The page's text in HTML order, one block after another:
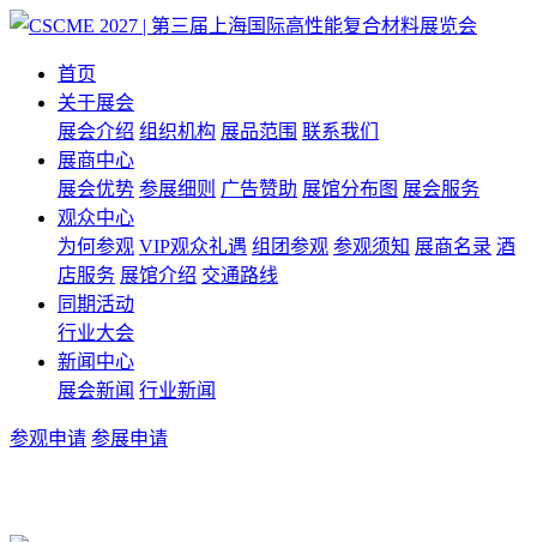
首页
关于展会
展会介绍 组织机构 展品范围 联系我们
展商中心
展会优势 参展细则 广告赞助 展馆分布图 展会服务
观众中心
为何参观 VIP观众礼遇 组团参观 参观须知 展商名录 酒
店服务 展馆介绍 交通路线
同期活动
行业大会
新闻中心
展会新闻 行业新闻
参观申请 参展申请